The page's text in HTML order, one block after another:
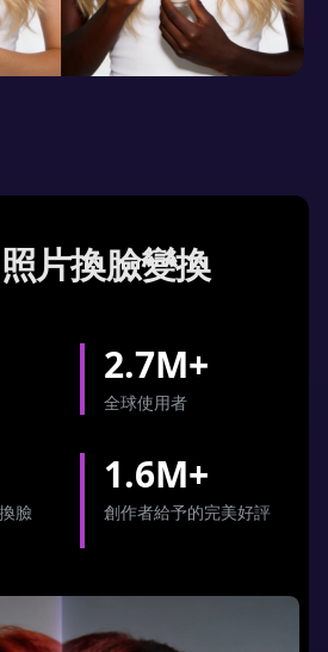
目的視覺效果，專為基於圖像的社
門圖像格式。即使沒有設計經驗，
using AI face swap for clean,
or stylized images while
use, offering a polished
swap online free tools.
Face Swaps
with AI face swap for fun
concepts to add
creativity accessible through
Face Swap
片換臉變換
2.7M+
全球使用者
臉
1.6M+
創作者給予的完美好評